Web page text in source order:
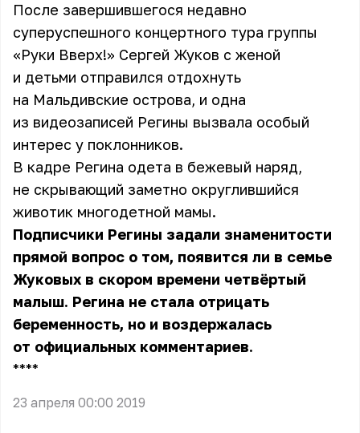
После завершившегося недавно
суперуспешного концертного тура группы
«Руки Вверх!» Сергей Жуков с женой
и детьми отправился отдохнуть
на Мальдивские острова, и одна
из видеозаписей Регины вызвала особый
интерес у поклонников.
В кадре Регина одета в бежевый наряд,
не скрывающий заметно округлившийся
животик многодетной мамы.
Подписчики Регины задали знаменитости
прямой вопрос о том, появится ли в семье
Жуковых в скором времени четвёртый
малыш. Регина не стала отрицать
беременность, но и воздержалась
от официальных комментариев.
** **
23 апреля 00:00 2019